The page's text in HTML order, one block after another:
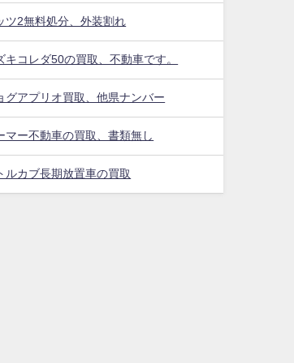
ツ2無料処分、外装割れ
キコレダ50の買取、不動車です。
グアプリオ買取、他県ナンバー
マー不動車の買取、書類無し
ルカブ長期放置車の買取